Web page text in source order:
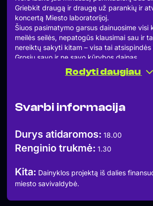
Griebkit draugą ir draugę už parankių ir
koncertą Miesto laboratorijoj.
Šiuos pasimatymo garsus dainuosime visi
meilės seilės, nepatogūs klausimai sau ir
nereiktų sakyti kitam – visa tai atsispindės
Grosiu savo ir ne savo kūrybos dainas.
Susitinkame lapkričio 28 d. 19:00 val.
Miesto Laboratorijoje, Sapiegų parke,
Dainyklos projektą finansuoja Vilniaus
Rodyti daugiau
Svarbi informacija
Durys atidaromos: 18.00
Renginio trukmė: 1.30
Kita: Dainyklos projektą iš dalies
miesto savivaldybė.